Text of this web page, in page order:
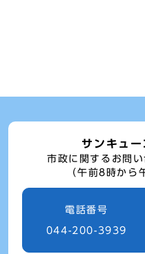
サンキュ
市政に関するお問
（午前8時か
電話番号
044-200-3939